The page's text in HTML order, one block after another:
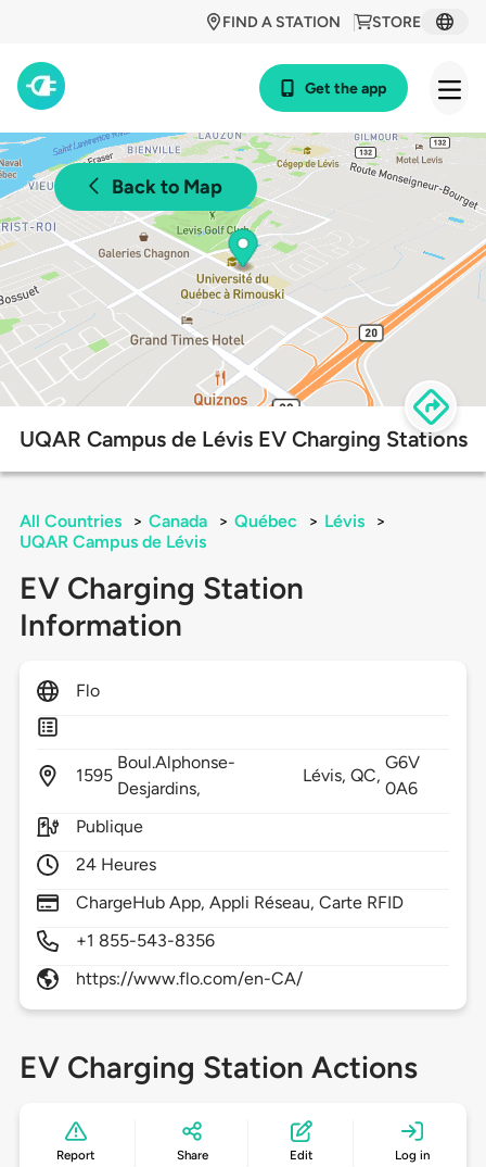
STORE
FIND A STATION
Get the app
Back to Map
UQAR Campus de Lévis EV Charging Stations
All Countries > Canada > Québec > Lévis
>
UQAR Campus de Lévis
EV Charging Station
Information
Flo
1595
Boul.Alphonse-
Desjardins,
Lévis, QC,
G6V
0A6
Publique
24 Heures
ChargeHub App, Appli Réseau, Carte RFID
+1 855-543-8356
https://www.flo.com/en-CA/
EV Charging Station Actions
Report Share Edit Log in